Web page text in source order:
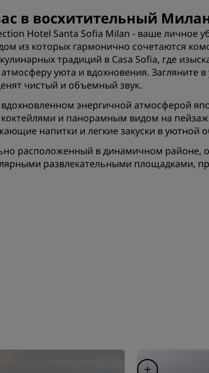
Приложение Radisson
в восхитительный
Hotel Santa Sofia Milan - ваше личное
из которых гармонично сочетаются
традиций в Casa Sofia, где
уюта и вдохновения. Загляните
чистый и объемный звук.
энергичной атмосферой
и панорамным видом на
напитки и легкие закуски в уютной
расположенный в динамичном районе,
развлекательными площадками,